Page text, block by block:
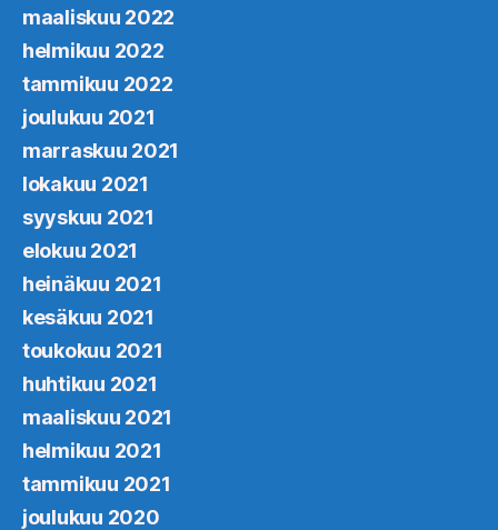
maaliskuu 2022
helmikuu 2022
tammikuu 2022
joulukuu 2021
marraskuu 2021
lokakuu 2021
syyskuu 2021
elokuu 2021
heinäkuu 2021
kesäkuu 2021
toukokuu 2021
huhtikuu 2021
maaliskuu 2021
helmikuu 2021
tammikuu 2021
joulukuu 2020